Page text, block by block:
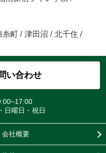
糸町 / 津田沼 / 北千住 /
い合わせ
日曜日・祝日
会社概要